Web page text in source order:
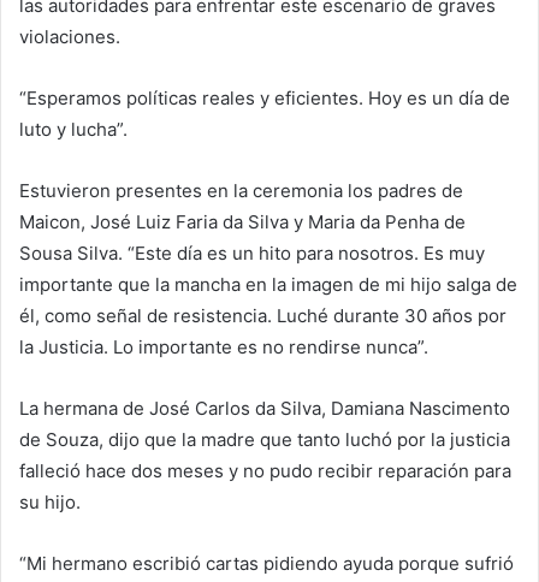
las autoridades para enfrentar este escenario de graves
violaciones.
“Esperamos políticas reales y eficientes. Hoy es un día de
luto y lucha”.
Estuvieron presentes en la ceremonia los padres de
Maicon, José Luiz Faria da Silva y Maria da Penha de
Sousa Silva. “Este día es un hito para nosotros. Es muy
importante que la mancha en la imagen de mi hijo salga de
él, como señal de resistencia. Luché durante 30 años por
la Justicia. Lo importante es no rendirse nunca”.
La hermana de José Carlos da Silva, Damiana Nascimento
de Souza, dijo que la madre que tanto luchó por la justicia
falleció hace dos meses y no pudo recibir reparación para
su hijo.
“Mi hermano escribió cartas pidiendo ayuda porque sufrió